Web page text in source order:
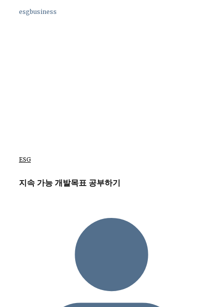
esgbusiness
ESG
지속 가능 개발목표 공부하기